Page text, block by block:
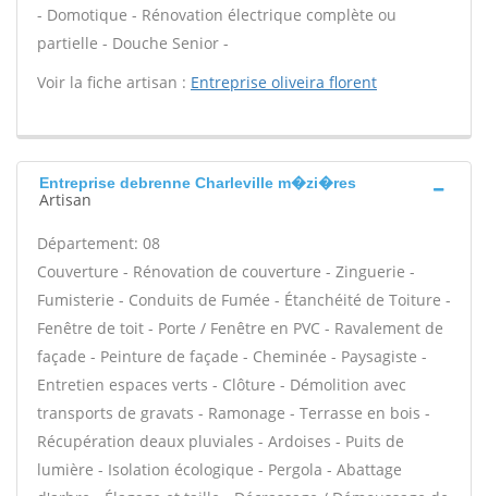
- Domotique - Rénovation électrique complète ou
partielle - Douche Senior -
Voir la fiche artisan : Entreprise oliveira florent
Entreprise debrenne Charleville m�zi�res
Artisan
Département: 08
Couverture - Rénovation de couverture - Zinguerie -
Fumisterie - Conduits de Fumée - Étanchéité de Toiture -
Fenêtre de toit - Porte / Fenêtre en PVC - Ravalement de
façade - Peinture de façade - Cheminée - Paysagiste -
Entretien espaces verts - Clôture - Démolition avec
transports de gravats - Ramonage - Terrasse en bois -
Récupération deaux pluviales - Ardoises - Puits de
lumière - Isolation écologique - Pergola - Abattage